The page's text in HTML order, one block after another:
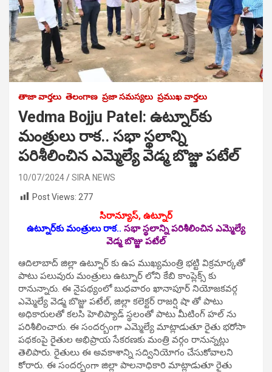
తాజా వార్తలు తెలంగాణ ప్రజా సమస్యలు ప్రముఖ వార్తలు
Vedma Bojju Patel: ఉట్నూర్‌కు
మంత్రులు రాక‌.. స‌భా స్థ‌లాన్ని
ప‌రిశీలించిన‌ ఎమ్మెల్యే వెడ్మ బొజ్జు పటేల్
10/07/2024
SIRA NEWS
Post Views: 277
సిరాన్యూస్, ఉట్నూర్
ఉట్నూర్‌కు మంత్రులు రాక‌.. స‌భా స్థ‌లాన్ని ప‌రిశీలించిన‌ ఎమ్మెల్యే
వెడ్మ బొజ్జు పటేల్
ఆదిలాబాద్ జిల్లా ఉట్నూర్ కు ఉప ముఖ్యమంత్రి భట్టి విక్రమార్కతో
పాటు పలువురు మంత్రులు ఉట్నూర్ లోని కేబి కాంప్లెక్స్ కు
రానున్నారు. ఈ నైపథ్యంలో బుధ‌వారం ఖానాపూర్ నియోజకవర్గ
ఎమ్మెల్యే వెడ్మ బొజ్జు పటేల్, జిల్లా కలెక్టర్ రాజర్షి షా తో పాటు
అధికారులతో కలసి హెలిప్యాడ్ స్థలంతో పాటు మీటింగ్ హల్ ను
పరిశీలించారు. ఈ సందర్బంగా ఎమ్మెల్యే మాట్లాడుతూ రైతు భరోసా
పథకంపై రైతుల అభిప్రాయ సేకరణకు మంత్రి వర్గం రానున్నట్లు
తెలిపారు. రైతులు ఈ అవకాశాన్ని సద్వినియోగం చేసుకోవాలని
కోరారు. ఈ సందర్భంగా జిల్లా పాలనాధికారి మాట్లాడుతూ రైతు